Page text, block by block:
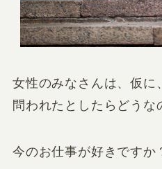
女性のみなさんは、仮に
問われたとしたらどうな
今のお仕事が好きですか